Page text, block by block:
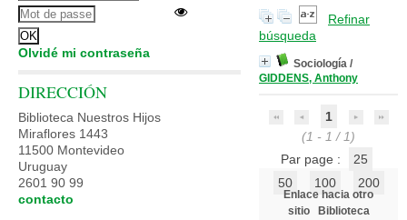
Refinar
búsqueda
Sociología /
GIDDENS, Anthony
1
(1 - 1 / 1)
Par page :
25
50
100 200
Enlace hacia otro
sitio
Biblioteca
Olvidé mi contraseña
DIRECCIÓN
Biblioteca Nuestros Hijos
Miraflores 1443
11500 Montevideo
Uruguay
2601 90 99
contacto